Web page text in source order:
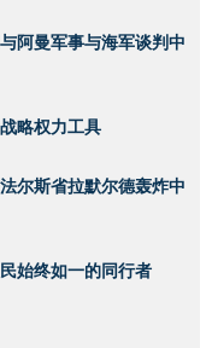
阿曼军事与海军谈判中
略权力工具
尔斯省拉默尔德轰炸中
始终如一的同行者